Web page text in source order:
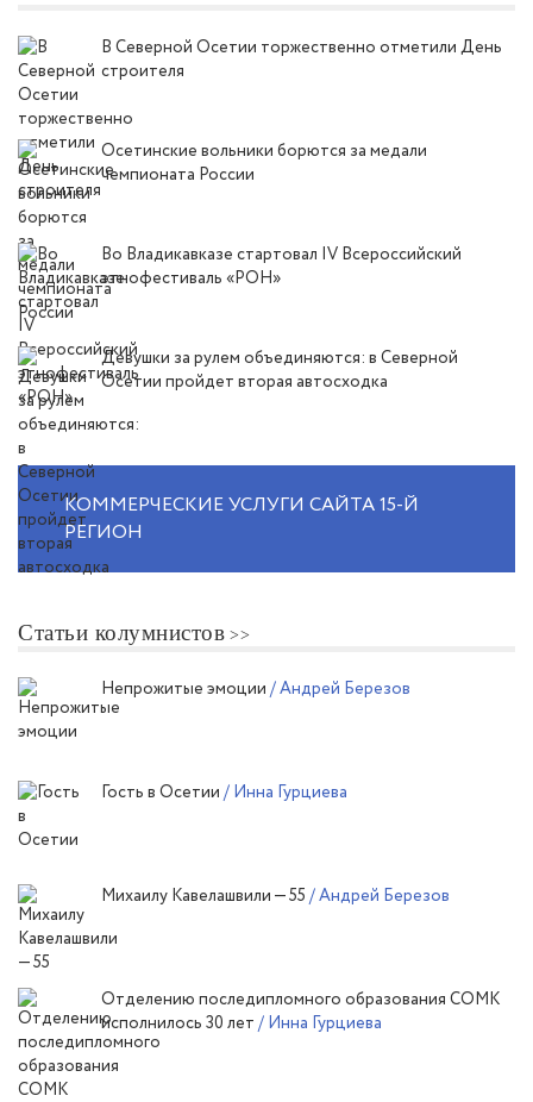
В Северной Осетии торжественно отметили День
строителя
Осетинские вольники борются за медали
чемпионата России
Во Владикавказе стартовал IV Всероссийский
этнофестиваль «РОН»
Девушки за рулем объединяются: в Северной
Осетии пройдет вторая автосходка
КОММЕРЧЕСКИЕ УСЛУГИ САЙТА 15-Й
РЕГИОН
Статьи колумнистов
Непрожитые эмоции / Андрей Березов
Гость в Осетии / Инна Гурциева
Михаилу Кавелашвили — 55 / Андрей Березов
Отделению последипломного образования СОМК
исполнилось 30 лет / Инна Гурциева